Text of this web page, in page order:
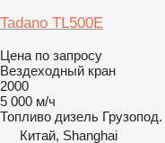
Tadano TL500E
Цена по запросу
Вездеходный кран
2000
5 000 м/ч
Топливо дизель Грузопод.
Китай, Shanghai